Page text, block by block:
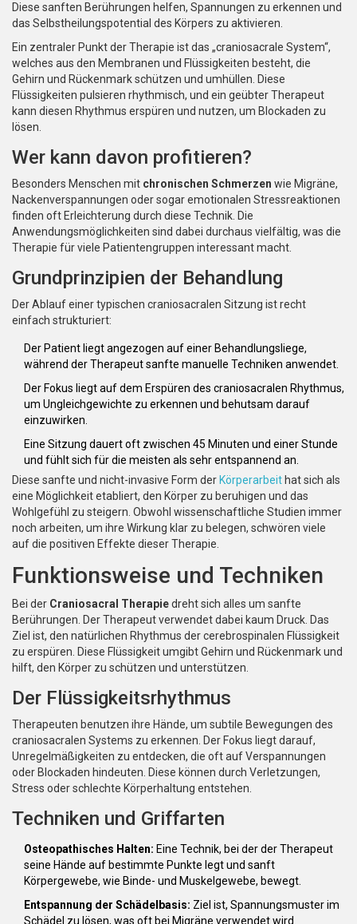
Diese sanften Berührungen helfen, Spannungen zu erkennen und
das Selbstheilungspotential des Körpers zu aktivieren.
Ein zentraler Punkt der Therapie ist das „craniosacrale System“,
welches aus den Membranen und Flüssigkeiten besteht, die
Gehirn und Rückenmark schützen und umhüllen. Diese
Flüssigkeiten pulsieren rhythmisch, und ein geübter Therapeut
kann diesen Rhythmus erspüren und nutzen, um Blockaden zu
lösen.
Wer kann davon profitieren?
Besonders Menschen mit chronischen Schmerzen wie Migräne,
Nackenverspannungen oder sogar emotionalen Stressreaktionen
finden oft Erleichterung durch diese Technik. Die
Anwendungsmöglichkeiten sind dabei durchaus vielfältig, was die
Therapie für viele Patientengruppen interessant macht.
Grundprinzipien der Behandlung
Der Ablauf einer typischen craniosacralen Sitzung ist recht
einfach strukturiert:
Der Patient liegt angezogen auf einer Behandlungsliege,
während der Therapeut sanfte manuelle Techniken anwendet.
Der Fokus liegt auf dem Erspüren des craniosacralen Rhythmus,
um Ungleichgewichte zu erkennen und behutsam darauf
einzuwirken.
Eine Sitzung dauert oft zwischen 45 Minuten und einer Stunde
und fühlt sich für die meisten als sehr entspannend an.
Diese sanfte und nicht-invasive Form der Körperarbeit hat sich als
eine Möglichkeit etabliert, den Körper zu beruhigen und das
Wohlgefühl zu steigern. Obwohl wissenschaftliche Studien immer
noch arbeiten, um ihre Wirkung klar zu belegen, schwören viele
auf die positiven Effekte dieser Therapie.
Funktionsweise und Techniken
Bei der Craniosacral Therapiedreht sich alles um sanfte
Berührungen. Der Therapeut verwendet dabei kaum Druck. Das
Ziel ist, den natürlichen Rhythmus der cerebrospinalen Flüssigkeit
zu erspüren. Diese Flüssigkeit umgibt Gehirn und Rückenmark und
hilft, den Körper zu schützen und unterstützen.
Der Flüssigkeitsrhythmus
Therapeuten benutzen ihre Hände, um subtile Bewegungen des
craniosacralen Systems zu erkennen. Der Fokus liegt darauf,
Unregelmäßigkeiten zu entdecken, die oft auf Verspannungen
oder Blockaden hindeuten. Diese können durch Verletzungen,
Stress oder schlechte Körperhaltung entstehen.
Techniken und Griffarten
Osteopathisches Halten: Eine Technik, bei der der Therapeut
seine Hände auf bestimmte Punkte legt und sanft
Körpergewebe, wie Binde- und Muskelgewebe, bewegt.
Entspannung der Schädelbasis: Ziel ist, Spannungsmuster im
Schädel zu lösen, was oft bei Migräne verwendet wird.